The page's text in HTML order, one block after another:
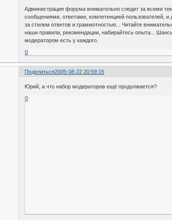
Администрация форума внимательно следит за всеми
сообщениями, ответами, компетенцией пользователей, и
за стилем ответов и граммотностью... Читайте
наши правила, рекомендации, набирайтесь опыта...
модератором есть у каждого.
0
Поделиться2005-08-22 20:59:15
Юрий, а что набор модераторов ещё продолжается?
0